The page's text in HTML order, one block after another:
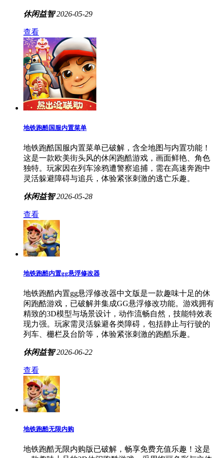
休闲益智 2026-05-29
查看
地铁跑酷国服内置菜单
地铁跑酷国服内置菜单已破解，含全地图与内置功能！
这是一款欧美街头风的休闲跑酷游戏，画面鲜艳、角色
独特。玩家因在列车涂鸦遭警察追捕，需在高速奔跑中
灵活躲避障碍与追兵，体验紧张刺激的逃亡乐趣。
休闲益智 2026-05-28
查看
地铁跑酷内置gg悬浮修改器
地铁跑酷内置gg悬浮修改器中文版是一款趣味十足的休
闲跑酷游戏，已破解并集成GG悬浮修改功能。游戏拥有
精致的3D模型与场景设计，动作流畅自然，技能特效表
现力强。玩家需灵活躲避各类障碍，包括静止与行驶的
列车、栅栏及台阶等，体验紧张刺激的跑酷乐趣。
休闲益智 2026-06-22
查看
地铁跑酷无限内购
地铁跑酷无限内购版已破解，畅享免费充值乐趣！这是